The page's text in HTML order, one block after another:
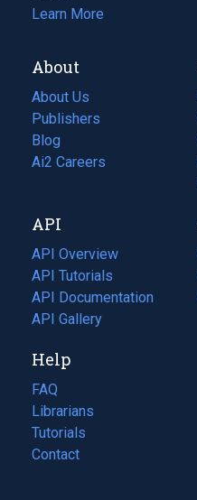
Learn More
About
About Us
Publishers
Blog
(opens
in
tab)
Ai2 Careers
(opens
new
tab)
API
API Overview
API Tutorials
API Documentation
(opens
in
new
tab)
API Gallery
Help
FAQ
Librarians
Tutorials
Contact